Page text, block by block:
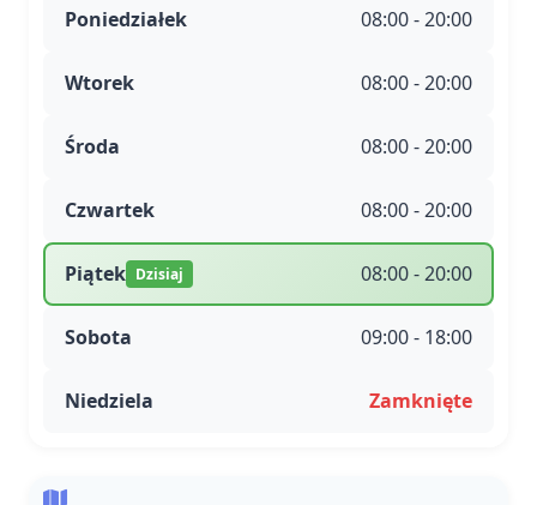
Poniedziałek 08:00 - 20:00
Wtorek 08:00 - 20:00
Środa 08:00 - 20:00
Czwartek 08:00 - 20:00
Piątek Dzisiaj 08:00 - 20:00
Sobota 09:00 - 18:00
Niedziela Zamknięte